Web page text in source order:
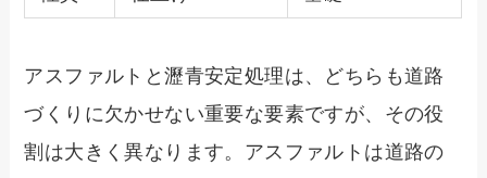
アスファルトと瀝青安定処理は、どちらも道路
づくりに欠かせない重要な要素ですが、その役
割は大きく異なります。アスファルトは道路の